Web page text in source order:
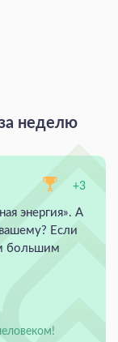
неделю
+3
энергия». А
Если
большим